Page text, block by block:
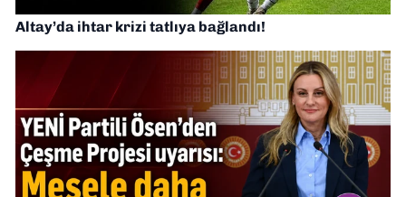
Altay’da ihtar krizi tatlıya bağlandı!